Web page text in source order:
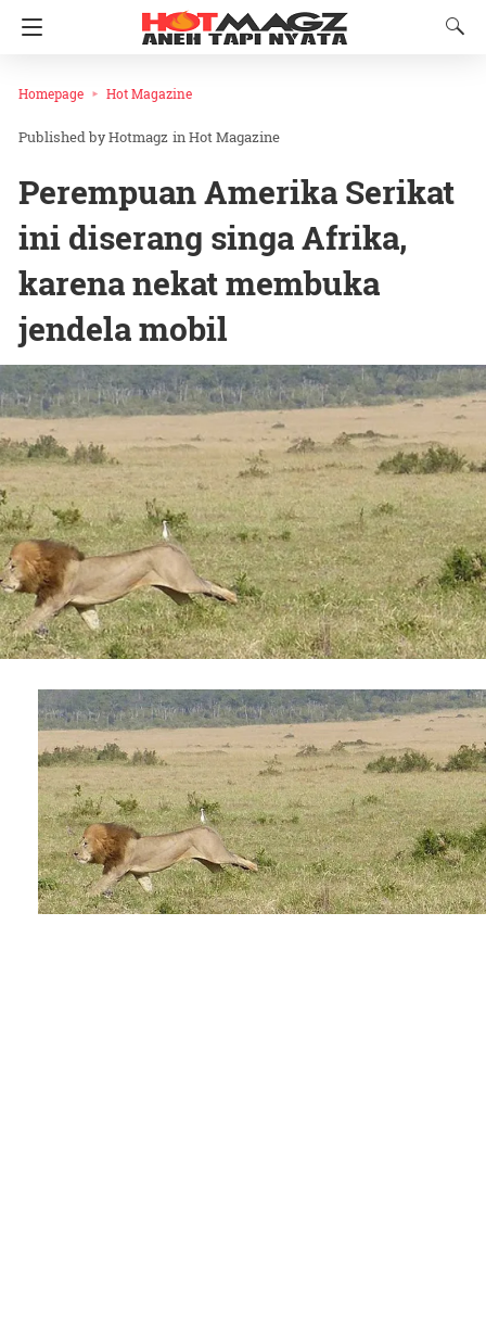
Homepage Hot Magazine
Hotmagz inHot Magazine
Perempuan Amerika Serikat
ini diserang singa Afrika,
karena nekat membuka
jendela mobil